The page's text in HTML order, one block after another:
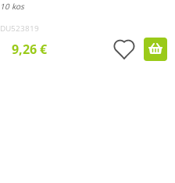
10 kos
DU523819
9,26 €